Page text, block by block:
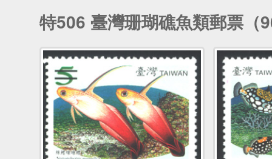
特506 臺灣珊瑚礁魚類郵票（